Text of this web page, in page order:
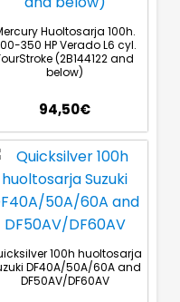
Huoltosarja 100h.
350 HP Verado L6 cyl.
(2B144122 and
below)
94,50€
100h huoltosarja
DF40A/50A/60A and
DF50AV/DF60AV